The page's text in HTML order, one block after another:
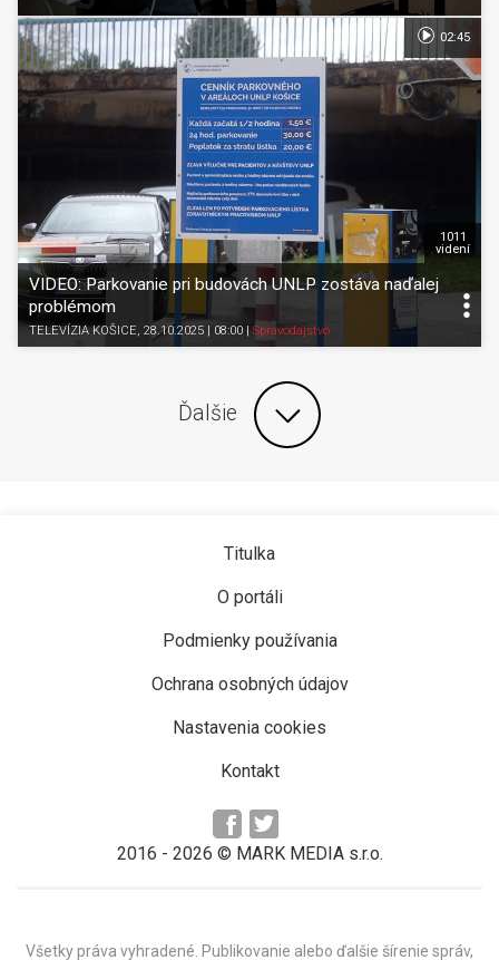
VIDEO: Parkovanie pri budovách UNLP zostáva naďalej
problémom
TELEVÍZIA KOŠICE, 28.10.2025 | 08:00 |Spravodajstvo
1011
videní
02:45
Ďalšie
Titulka
O portáli
Podmienky používania
Ochrana osobných údajov
Nastavenia cookies
Kontakt
2016 - 2026 © MARK MEDIA s.r.o.
Všetky práva vyhradené. Publikovanie alebo ďalšie šírenie správ,